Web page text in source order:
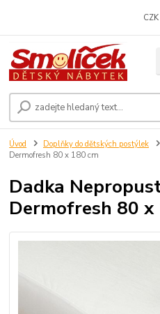
Úvod Doplňky do dětských postýlek
Dermofresh 80 x 180 cm
Dadka
Dermofresh 80 x